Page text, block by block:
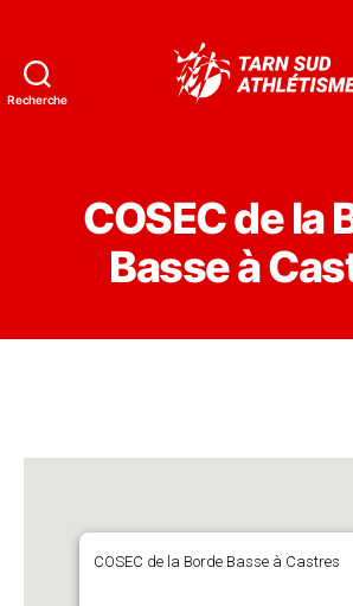
Recherche
COSEC de la
Basse à
COSEC de la Borde Basse à Castres